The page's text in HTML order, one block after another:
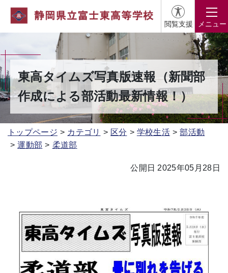
閲覧支援 メニュー
東高タイムズ写真版速報（新聞部
作成による部活動最新情報！）
トップページ カテゴリ 区分 学校生活
部活動
運動部
柔道部
公開日 2025年05月28日